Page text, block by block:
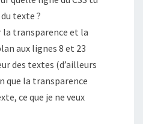
texte ?
la transparence et la
aux lignes 8 et 23
des textes (d’ailleurs
que la transparence
ce que je ne veux